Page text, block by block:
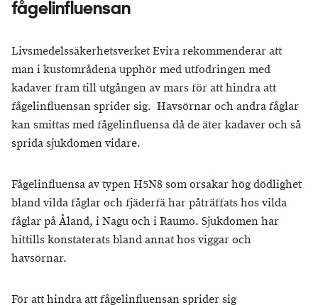
fågelinfluensan
Livsmedelssäkerhetsverket Evira rekommenderar att
man i kustområdena upphör med utfodringen med
kadaver fram till utgången av mars för att hindra att
fågelinfluensan sprider sig. Havsörnar och andra fåglar
kan smittas med fågelinfluensa då de äter kadaver och så
sprida sjukdomen vidare.
Fågelinfluensa av typen H5N8 som orsakar hög dödlighet
bland vilda fåglar och fjäderfä har påträffats hos vilda
fåglar på Åland, i Nagu och i Raumo. Sjukdomen har
hittills konstaterats bland annat hos viggar och
havsörnar.
För att hindra att fågelinfluensan sprider sig